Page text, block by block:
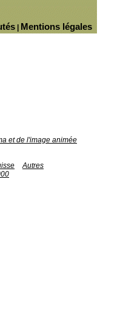
Mentions légales
et de l'image animée
Autres